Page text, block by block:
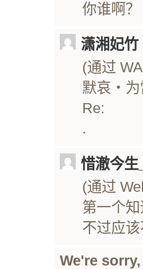
你谁啊？
潇湘妃竹
(通过
默哀‧为
Re:
.
惜澈今
(通过
第一个
不过应
We're